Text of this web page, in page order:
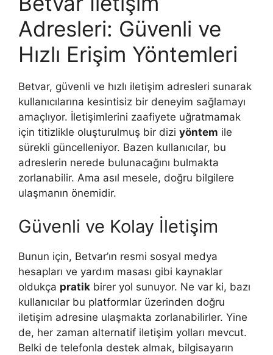
Adresleri: Güvenli ve
Hızlı Erişim Yöntemleri
Betvar, güvenli ve hızlı iletişim adresleri sunarak
kullanıcılarına kesintisiz bir deneyim sağlamayı
amaçlıyor. İletişimlerini zaafiyete uğratmamak
için titizlikle oluşturulmuş bir dizi yöntem ile
sürekli güncelleniyor. Bazen kullanıcılar, bu
adreslerin nerede bulunacağını bulmakta
zorlanabilir. Ama asıl mesele, doğru bilgilere
ulaşmanın önemidir.
Güvenli ve Kolay İletişim
Bunun için, Betvar’ın resmi sosyal medya
hesapları ve yardım masası gibi kaynaklar
oldukça pratik birer yol sunuyor. Ne var ki, bazı
kullanıcılar bu platformlar üzerinden doğru
iletişim adresine ulaşmakta zorlanabilirler. Yine
de, her zaman alternatif iletişim yolları mevcut.
Belki de telefonla destek almak, bilgisayarın